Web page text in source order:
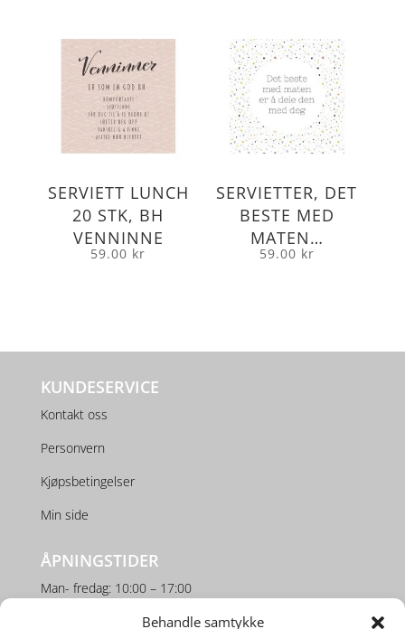
Behandle samtykke
SERVIETT LUNCH
20 STK, BH
VENNINNE
59.00 kr
SERVIETTER, DET
BESTE MED
MATEN…
59.00 kr
KUNDESERVICE
Kontakt oss
Personvern
Kjøpsbetingelser
Min side
ÅPNINGSTIDER
Man- fredag: 10:00 – 17:00
Lørdag: 10:00 – 16:00